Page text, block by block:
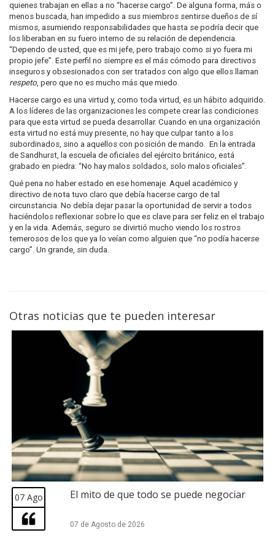
quienes trabajan en ellas a no “hacerse cargo”. De alguna forma, más o
menos buscada, han impedido a sus miembros sentirse dueños de sí
mismos, asumiendo responsabilidades que hasta se podría decir que
los liberaban en su fuero interno de su relación de dependencia.
“Dependo de usted, que es mi jefe, pero trabajo como si yo fuera mi
propio jefe”. Este perfil no siempre es el más cómodo para directivos
inseguros y obsesionados con ser tratados con algo que ellos llaman
respeto, pero que no es mucho más que miedo.
Hacerse cargo es una virtud y, como toda virtud, es un hábito adquirido.
A los líderes de las organizaciones les compete crear las condiciones
para que esta virtud se pueda desarrollar. Cuando en una organización
esta virtud no está muy presente, no hay que culpar tanto a los
subordinados, sino a aquellos con posición de mando. En la entrada
de Sandhurst, la escuela de oficiales del ejército británico, está
grabado en piedra: “No hay malos soldados, solo malos oficiales”.
Qué pena no haber estado en ese homenaje. Aquel académico y
directivo de nota tuvo claro que debía hacerse cargo de tal
circunstancia. No debía dejar pasar la oportunidad de servir a todos
haciéndolos reflexionar sobre lo que es clave para ser feliz en el trabajo
y en la vida. Además, seguro se divirtió mucho viendo los rostros
temerosos de los que ya lo veían como alguien que “no podía hacerse
cargo”. Un grande, sin duda.
Otras noticias que te pueden interesar
07 Ago El mito de que todo se puede negociar
07 de Agosto de 2026